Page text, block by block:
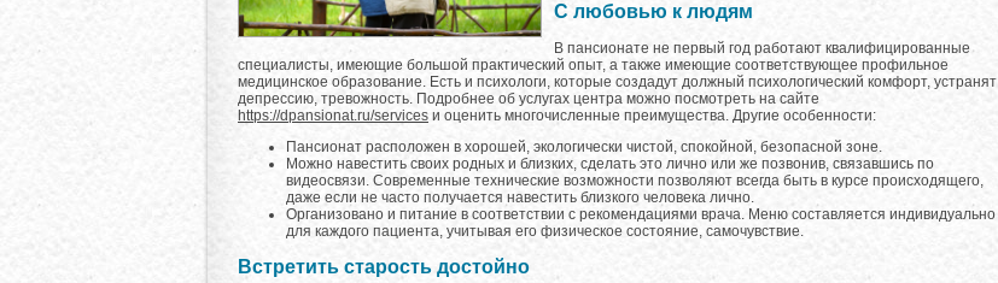
С любовью к людям
В пансионате не первый год работают квалифицированные
специалисты, имеющие большой практический опыт, а также имеющие соответствующее профильное
медицинское образование. Есть и психологи, которые создадут должный психологический комфорт, устранят
депрессию, тревожность. Подробнее об услугах центра можно посмотреть на сайте
https://dpansionat.ru/services и оценить многочисленные преимущества. Другие особенности:
Пансионат расположен в хорошей, экологически чистой, спокойной, безопасной зоне.
Можно навестить своих родных и близких, сделать это лично или же позвонив, связавшись по
видеосвязи. Современные технические возможности позволяют всегда быть в курсе происходящего,
даже если не часто получается навестить близкого человека лично.
Организовано и питание в соответствии с рекомендациями врача. Меню составляется индивидуально
для каждого пациента, учитывая его физическое состояние, самочувствие.
Встретить старость достойно